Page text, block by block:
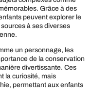
Grâce à des
peuvent explorer le
à ses diverses
un personnage, les
de la conservation
divertissante. Ces
la curiosité, mais
permettant aux enfants